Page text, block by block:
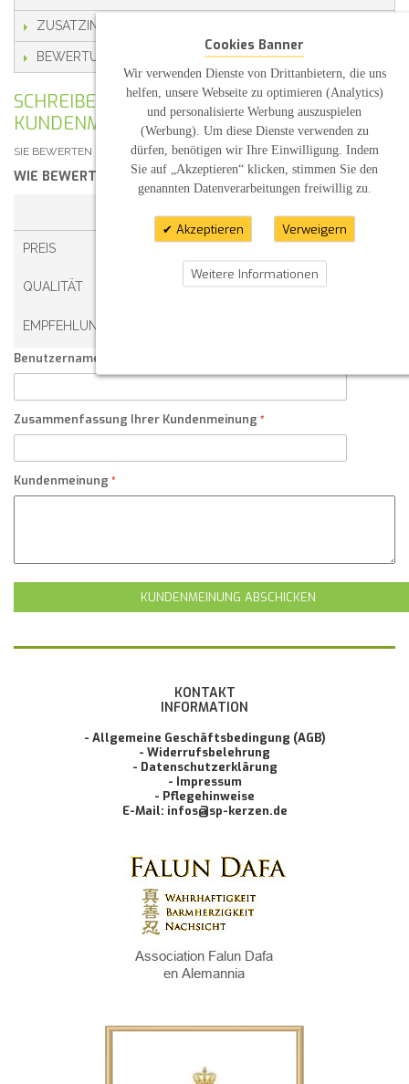
ZUSATZINFORMATION
BEWERTUNGEN
SCHREIBEN SIE IHRE EIGENE
KUNDENMEINUNG
SIE BEWERTEN DEN ARTIKEL: TAUFKERZE S&P MIT STERNE
WIE BEWERTEN SIE DIESEN ARTIKEL?*
PREIS
QUALITÄT
EMPFEHLUNG
Benutzername:
Zusammenfassung Ihrer Kundenmeinung
Kundenmeinung
KUNDENMEINUNG ABSCHICKEN
KONTAKT
INFORMATION
- Allgemeine Geschäftsbedingung (AGB)
- Widerrufsbelehrung
- Datenschutzerklärung
- Impressum
- Pflegehinweise
E-Mail: infos@sp-kerzen.de
Cookies Banner
Wir verwenden Dienste von Drittanbietern, die uns
helfen, unsere Webseite zu optimieren (Analytics)
und personalisierte Werbung auszuspielen
(Werbung). Um diese Dienste verwenden zu
dürfen, benötigen wir Ihre Einwilligung. Indem
Sie auf „Akzeptieren“ klicken, stimmen Sie den
genannten Datenverarbeitungen freiwillig zu.
Akzeptieren Verweigern
Weitere Informationen